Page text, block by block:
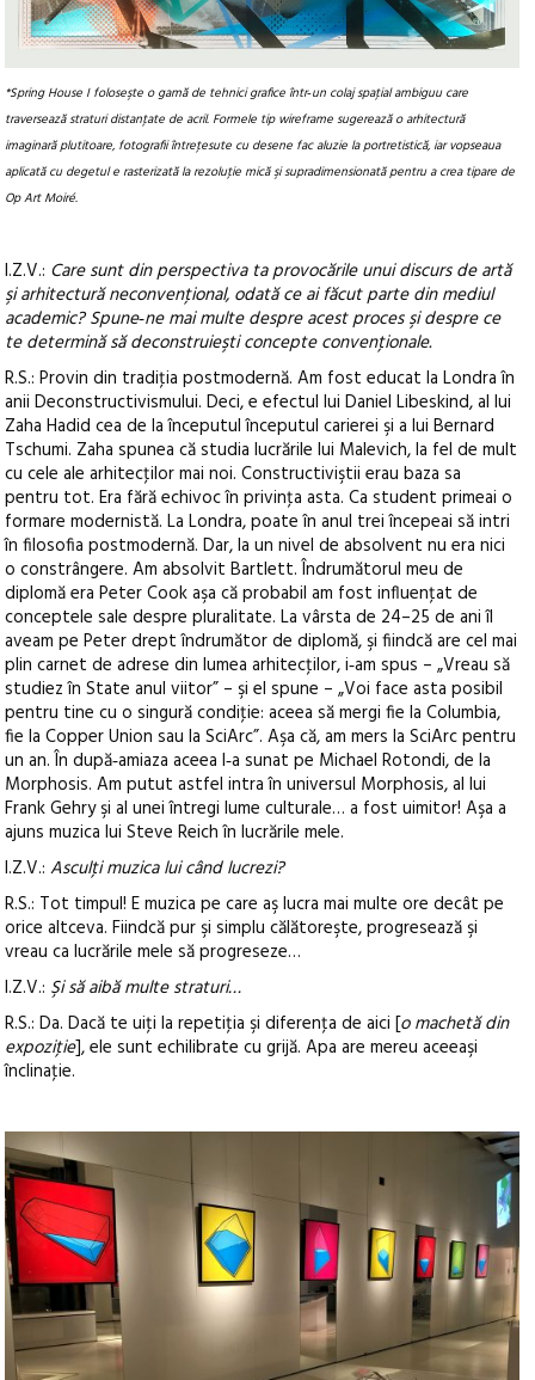
*Spring House I foloseşte o gamă de tehnici grafice într‑un colaj spaţial ambiguu care
traversează straturi distanţate de acril. Formele tip wireframe sugerează o arhitectură
imaginară plutitoare, fotografii întreţesute cu desene fac aluzie la portretistică, iar vopseaua
aplicată cu degetul e rasterizată la rezoluţie mică şi supradimensionată pentru a crea tipare de
Op Art Moiré.
I.Z.V.: Care sunt din perspectiva ta provocările unui discurs de artă
şi arhitectură neconvenţional, odată ce ai făcut parte din mediul
academic? Spune‑ne mai multe despre acest proces şi despre ce
te determină să deconstruieşti concepte convenţionale.
R.S.: Provin din tradiţia postmodernă. Am fost educat la Londra în
anii Deconstructivismului. Deci, e efectul lui Daniel Libeskind, al lui
Zaha Hadid cea de la începutul începutul carierei şi a lui Bernard
Tschumi. Zaha spunea că studia lucrările lui Malevich, la fel de mult
cu cele ale arhitecţilor mai noi. Constructiviştii erau baza sa
pentru tot. Era fără echivoc în privinţa asta. Ca student primeai o
formare modernistă. La Londra, poate în anul trei începeai să intri
în filosofia postmodernă. Dar, la un nivel de absolvent nu era nici
o constrângere. Am absolvit Bartlett. Îndrumătorul meu de
diplomă era Peter Cook aşa că probabil am fost influenţat de
conceptele sale despre pluralitate. La vârsta de 24–25 de ani îl
aveam pe Peter drept îndrumător de diplomă, şi fiindcă are cel mai
plin carnet de adrese din lumea arhitecţilor, i‑am spus – „Vreau să
studiez în State anul viitor” – şi el spune – „Voi face asta posibil
pentru tine cu o singură condiţie: aceea să mergi fie la Columbia,
fie la Copper Union sau la SciArc”. Aşa că, am mers la SciArc pentru
un an. În după‑amiaza aceea l‑a sunat pe Michael Rotondi, de la
Morphosis. Am putut astfel intra în universul Morphosis, al lui
Frank Gehry şi al unei întregi lume culturale… a fost uimitor! Aşa a
ajuns muzica lui Steve Reich în lucrările mele.
I.Z.V.:Asculţi muzica lui când lucrezi?
R.S.: Tot timpul! E muzica pe care aş lucra mai multe ore decât pe
orice altceva. Fiindcă pur şi simplu călătoreşte, progresează şi
vreau ca lucrările mele să progreseze…
I.Z.V.: Şi să aibă multe straturi…
R.S.: Da. Dacă te uiţi la repetiţia şi diferenţa de aici [o machetă din
expoziţie], ele sunt echilibrate cu grijă. Apa are mereu aceeaşi
înclinaţie.